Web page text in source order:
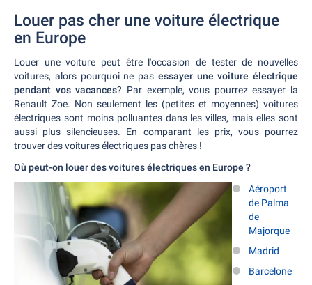
Louer pas cher une voiture électrique
en Europe
Louer une voiture peut être l'occasion de tester de nouvelles
voitures, alors pourquoi ne pas essayer une voiture électrique
pendant vos vacances? Par exemple, vous pourrez essayer la
Renault Zoe. Non seulement les (petites et moyennes) voitures
électriques sont moins polluantes dans les villes, mais elles sont
aussi plus silencieuses. En comparant les prix, vous pourrez
trouver des voitures électriques pas chères !
Où peut-on louer des voitures électriques en Europe ?
Aéroport
de Palma
de
Majorque
Madrid
Barcelone